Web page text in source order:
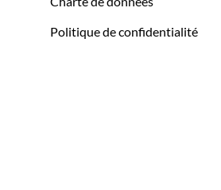
Politique de confidentialité